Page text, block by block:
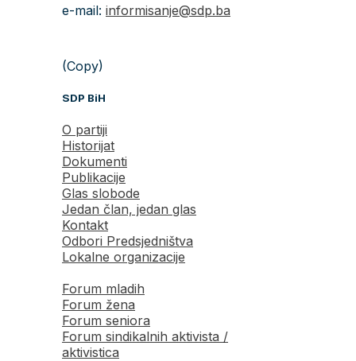
e-mail: informisanje@sdp.ba
(Copy)
SDP BiH
O partiji
Historijat
Dokumenti
Publikacije
Glas slobode
Jedan član, jedan glas
Kontakt
Odbori Predsjedništva
Lokalne organizacije
Forum mladih
Forum žena
Forum seniora
Forum sindikalnih aktivista /
aktivistica